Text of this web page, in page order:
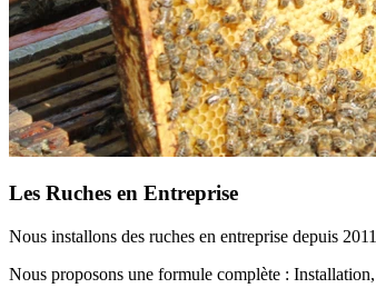
Les Ruches en Entreprise
Nous installons des ruches en entreprise depuis 2011
Nous proposons une formule complète :